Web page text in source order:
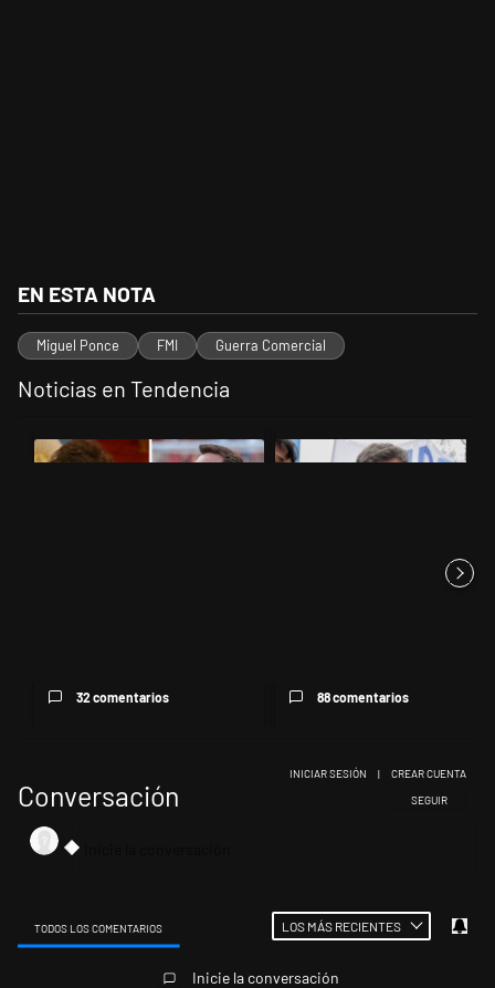
EN ESTA NOTA
Miguel Ponce FMI Guerra Comercial
Noticias en Tendencia
Un artículo de tendencia con el título "Milei despidió a Jorge Messi
32 comentarios
Un artículo de tendencia con el
88 comentarios
Conversación SIGA ESTA
SEGUIR
INICIAR SESIÓN | CREAR CUENTA
TODOS LOS COMENTARIOS LOS MÁS RECIENTES
Inicie la conversación